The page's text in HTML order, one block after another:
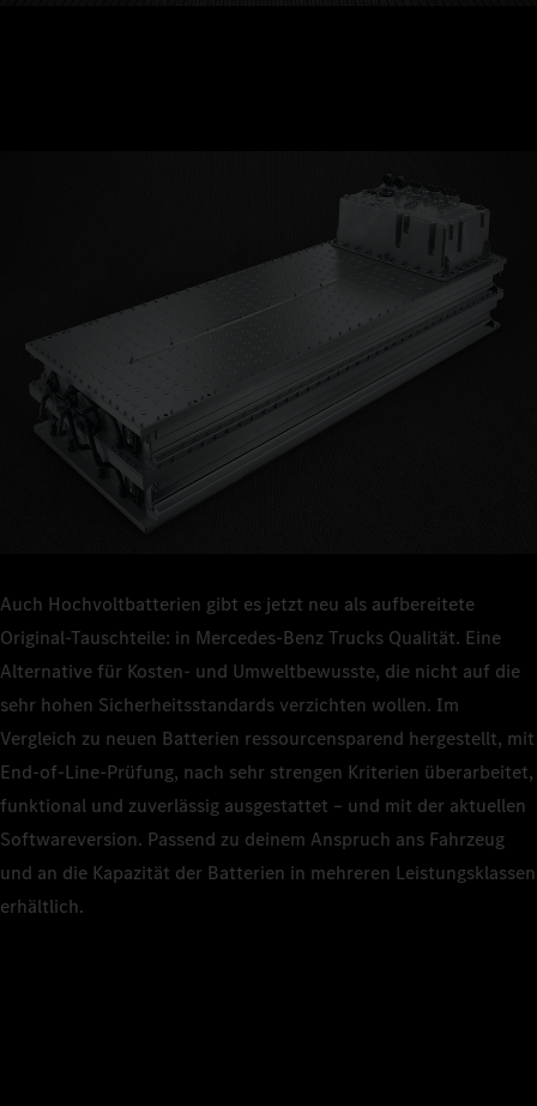
Auch Hochvoltbatterien gibt es jetzt neu als aufbereitete
Original‑Tauschteile: in Mercedes‑Benz Trucks Qualität. Eine
Alternative für Kosten- und Umweltbewusste, die nicht auf die
sehr hohen Sicherheitsstandards verzichten wollen. Im
Vergleich zu neuen Batterien ressourcensparend hergestellt, mit
End‑of‑Line‑Prüfung, nach sehr strengen Kriterien überarbeitet,
funktional und zuverlässig ausgestattet – und mit der aktuellen
Softwareversion. Passend zu deinem Anspruch ans Fahrzeug
und an die Kapazität der Batterien in mehreren Leistungsklassen
erhältlich.